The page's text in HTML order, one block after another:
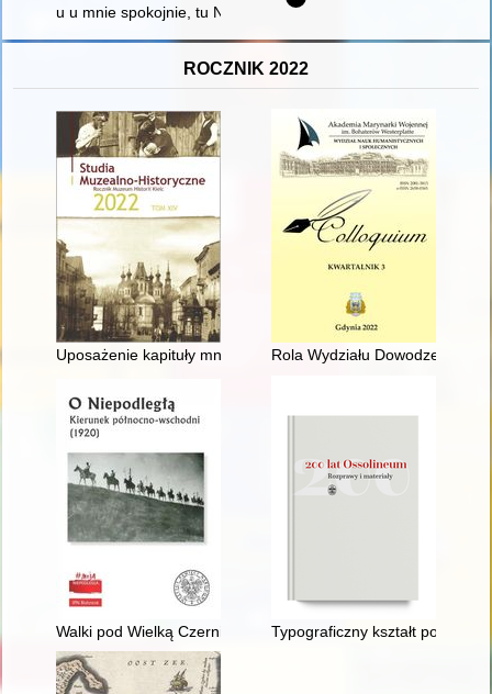
u u mnie spokojnie, tu Niemcy nigdy nie zajadą" : polscy
ROCZNIK 2022
Uposażenie kapituły mniejszej kolegiaty kieleckiej według
Rola Wydziału Dowodzenia i
Walki pod Wielką Czernicą 24-25 czerwca 1920 r
Typograficzny kształt